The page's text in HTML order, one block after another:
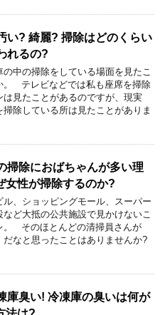
い? 綺麗? 掃除はどのくらい
れるの?
の中の掃除をしている場面を見たこ
。 テレビなどでは私も座席を掃除
は見たことがあるのですが、現実
除している所は見たことがありま
掃除におばちゃんが多い理
女性が掃除するのか?
ル、ショッピングモール、スーパー
など大抵の公共施設で見かけないこ
。 そのほとんどの清掃員さんが
だなと思ったことはありませんか?
庫臭い! 冷凍庫の臭いは何が